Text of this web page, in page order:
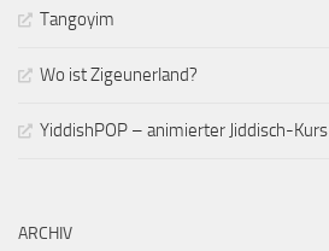
Tangoyim
Wo ist Zigeunerland?
YiddishPOP – animierter Jiddisch-Kurs
ARCHIV